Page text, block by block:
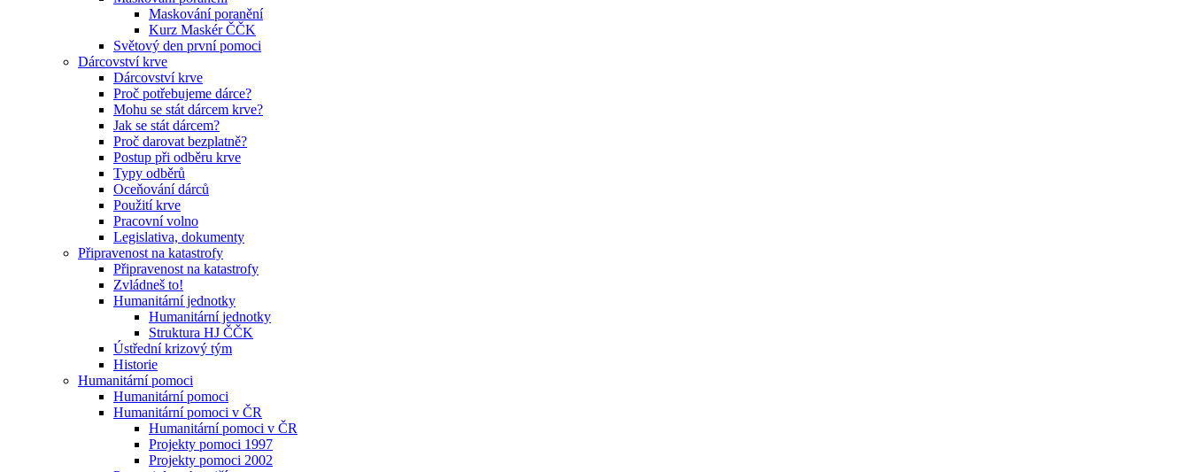
Maskování poranění
Kurz Maskér ČČK
Světový den první pomoci
Dárcovství krve
Dárcovství krve
Proč potřebujeme dárce?
Mohu se stát dárcem krve?
Jak se stát dárcem?
Proč darovat bezplatně?
Postup při odběru krve
Typy odběrů
Oceňování dárců
Použití krve
Pracovní volno
Legislativa, dokumenty
Připravenost na katastrofy
Připravenost na katastrofy
Zvládneš to!
Humanitární jednotky
Humanitární jednotky
Struktura HJ ČČK
Ústřední krizový tým
Historie
Humanitární pomoci
Humanitární pomoci
Humanitární pomoci v ČR
Humanitární pomoci v ČR
Projekty pomoci 1997
Projekty pomoci 2002